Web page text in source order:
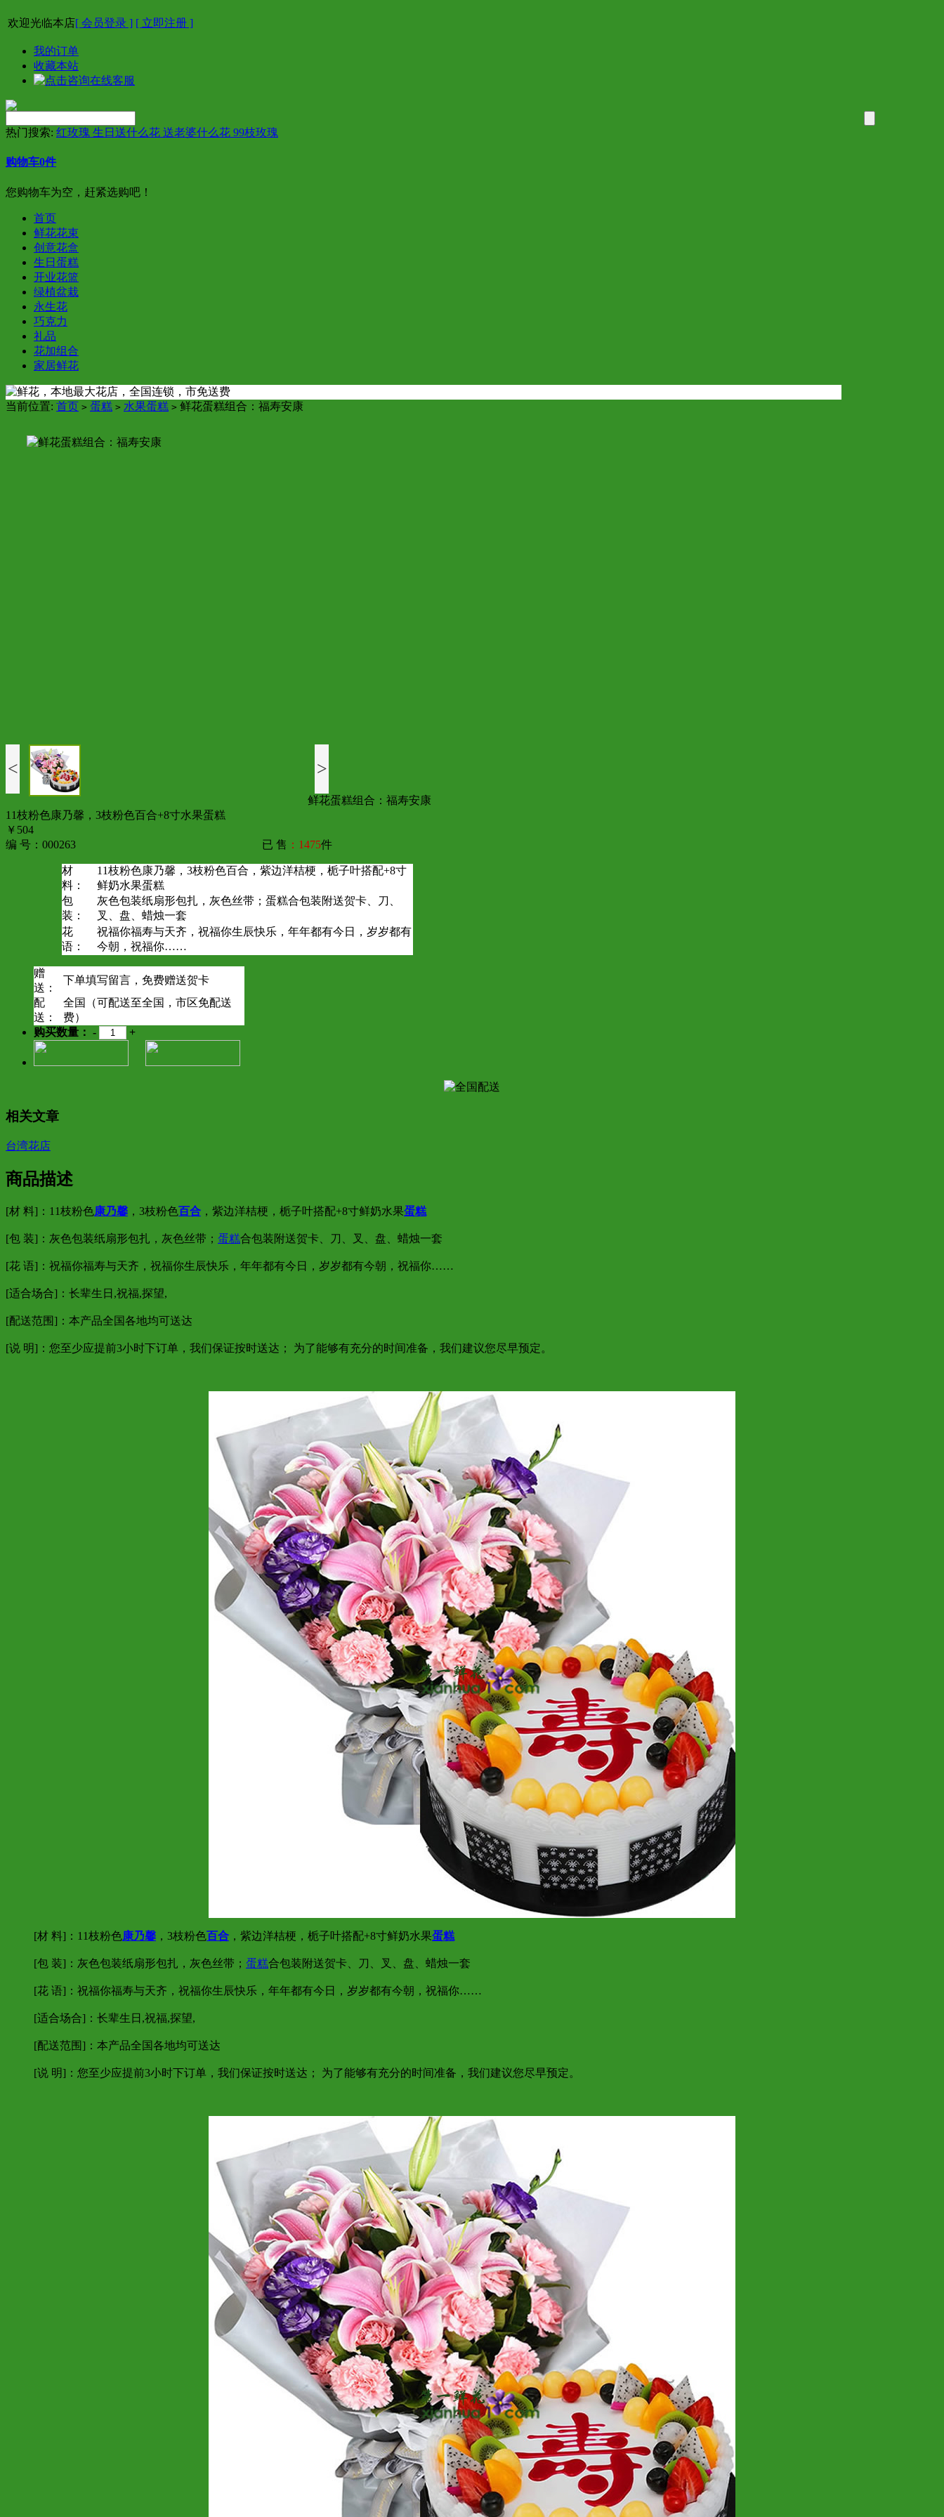
欢迎光临本店[ 会员登录 ] [ 立即注册 ]
我的订单
收藏本站
热门搜索: 红玫瑰 生日送什么花 送老婆什么花 99枝玫瑰
购物车0件
您购物车为空，赶紧选购吧！
首页
鲜花花束
创意花盒
生日蛋糕
开业花篮
绿植盆栽
永生花
巧克力
礼品
花加组合
家居鲜花
当前位置: 首页 > 蛋糕 > 水果蛋糕 > 鲜花蛋糕组合：福寿安康
< >
鲜花蛋糕组合：福寿安康
11枝粉色康乃馨，3枝粉色百合+8寸水果蛋糕
￥504
编 号：000263
已 售 ：1475件
材
料：
11枝粉色康乃馨，3枝粉色百合，紫边洋桔梗，栀子叶搭配+8寸
鲜奶水果蛋糕
包
装：
灰色包装纸扇形包扎，灰色丝带；蛋糕合包装附送贺卡、刀、
叉、盘、蜡烛一套
花
语：
祝福你福寿与天齐，祝福你生辰快乐，年年都有今日，岁岁都有
今朝，祝福你……
赠
送：
下单填写留言，免费赠送贺卡
配
送：
全国（可配送至全国，市区免配送
费）
购买数量： - +
相关文章
台湾花店
商品描述
[材 料]：11枝粉色康乃馨 ，3枝粉色百合 ，紫边洋桔梗，栀子叶搭配+8寸鲜奶水果蛋糕
[包 装]：灰色包装纸扇形包扎，灰色丝带； 蛋糕合包装附送贺卡、刀、叉、盘、蜡烛一套
[花 语]：祝福你福寿与天齐，祝福你生辰快乐，年年都有今日，岁岁都有今朝，祝福你……
[适合场合]：长辈生日,祝福,探望,
[配送范围]：本产品全国各地均可送达
[说 明]：您至少应提前3小时下订单，我们保证按时送达； 为了能够有充分的时间准备，我们建议您尽早预定。
[材 料]：11枝粉色康乃馨 ，3枝粉色百合 ，紫边洋桔梗，栀子叶搭配+8寸鲜奶水果蛋糕
[包 装]：灰色包装纸扇形包扎，灰色丝带； 蛋糕合包装附送贺卡、刀、叉、盘、蜡烛一套
[花 语]：祝福你福寿与天齐，祝福你生辰快乐，年年都有今日，岁岁都有今朝，祝福你……
[适合场合]：长辈生日,祝福,探望,
[配送范围]：本产品全国各地均可送达
[说 明]：您至少应提前3小时下订单，我们保证按时送达； 为了能够有充分的时间准备，我们建议您尽早预定。